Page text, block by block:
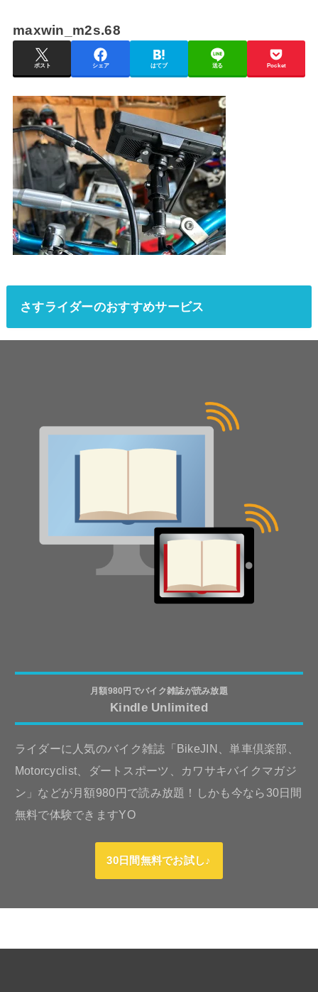
maxwin_m2s.68
ポスト シェア はてブ 送る Pocket
さすライダーのおすすめサービス
月額980円でバイク雑誌が読み放題
Kindle Unlimited
ライダーに人気のバイク雑誌「BikeJIN、単車倶楽部、
Motorcyclist、ダートスポーツ、カワサキバイクマガジ
ン」などが月額980円で読み放題！しかも今なら30日間
無料で体験できますYO
30日間無料でお試し♪